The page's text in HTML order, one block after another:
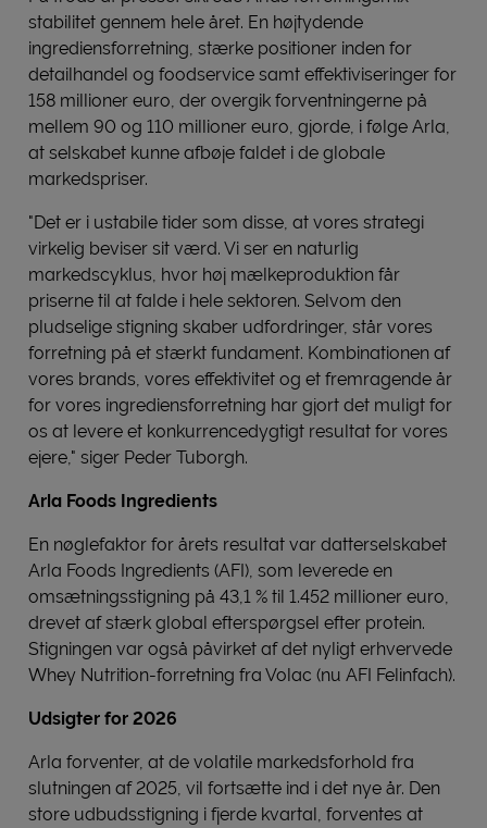
stabilitet gennem hele året. En højtydende
ingrediensforretning, stærke positioner inden for
detailhandel og foodservice samt effektiviseringer for
158 millioner euro, der overgik forventningerne på
mellem 90 og 110 millioner euro, gjorde, i følge Arla,
at selskabet kunne afbøje faldet i de globale
markedspriser.
"Det er i ustabile tider som disse, at vores strategi
virkelig beviser sit værd. Vi ser en naturlig
markedscyklus, hvor høj mælkeproduktion får
priserne til at falde i hele sektoren. Selvom den
pludselige stigning skaber udfordringer, står vores
forretning på et stærkt fundament. Kombinationen af
vores brands, vores effektivitet og et fremragende år
for vores ingrediensforretning har gjort det muligt for
os at levere et konkurrencedygtigt resultat for vores
ejere," siger Peder Tuborgh.
Arla Foods Ingredients
En nøglefaktor for årets resultat var datterselskabet
Arla Foods Ingredients (AFI), som leverede en
omsætningsstigning på 43,1 % til 1.452 millioner euro,
drevet af stærk global efterspørgsel efter protein.
Stigningen var også påvirket af det nyligt erhvervede
Whey Nutrition-forretning fra Volac (nu AFI Felinfach).
Udsigter for 2026
Arla forventer, at de volatile markedsforhold fra
slutningen af 2025, vil fortsætte ind i det nye år. Den
store udbudsstigning i fjerde kvartal, forventes at